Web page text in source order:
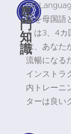
専
門
知
識
CR
語を母国語
くは3、4カ
は、あなた
流暢になる
インストラ
内トレーニ
ターは良い